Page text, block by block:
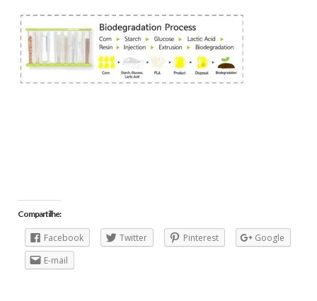
Compartilhe:
Facebook Twitter Pinterest
Google
E-mail